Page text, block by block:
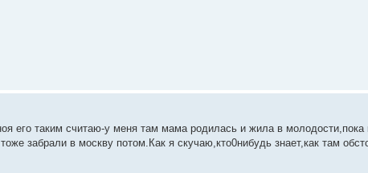
его таким считаю-у меня там мама родилась и жила в молодости,пока
забрали в москву потом.Как я скучаю,кто0нибудь знает,как там